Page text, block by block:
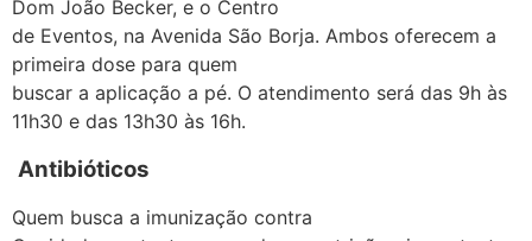
Dom João Becker, e o Centro
de Eventos, na Avenida São Borja. Ambos oferecem a
primeira dose para quem
buscar a aplicação a pé. O atendimento será das 9h às
11h30 e das 13h30 às 16h.
Antibióticos
Quem busca a imunização contra